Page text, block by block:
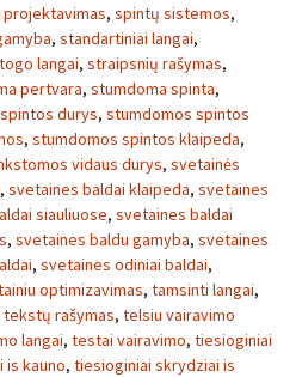
, spintų sistemos,
, standartiniai langai,
langai, straipsnių rašymas,
pertvara, stumdoma spinta,
durys, stumdomos spintos
, stumdomos spintos klaipeda,
vidaus durys, svetainės
, svetaines baldai klaipeda, svetaines
siauliuose, svetaines baldai
, svetaines baldu gamyba, svetaines
, svetaines odiniai baldai,
optimizavimas, tamsinti langai,
tekstų rašymas, telsiu vairavimo
langai, testai vairavimo, tiesioginiai
kauno, tiesioginiai skrydziai is